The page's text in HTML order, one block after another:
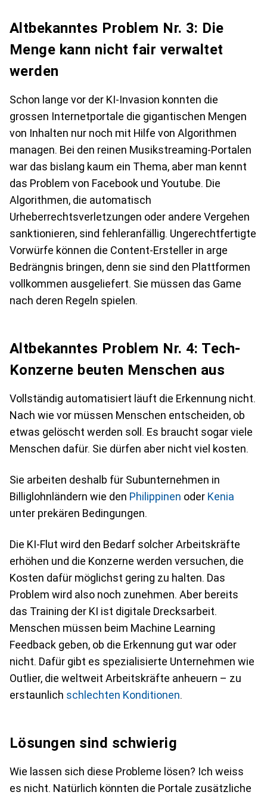
Altbekanntes Problem Nr. 3: Die
Menge kann nicht fair verwaltet
werden
Schon lange vor der KI-Invasion konnten die
grossen Internetportale die gigantischen Mengen
von Inhalten nur noch mit Hilfe von Algorithmen
managen. Bei den reinen Musikstreaming-Portalen
war das bislang kaum ein Thema, aber man kennt
das Problem von Facebook und Youtube. Die
Algorithmen, die automatisch
Urheberrechtsverletzungen oder andere Vergehen
sanktionieren, sind fehleranfällig. Ungerechtfertigte
Vorwürfe können die Content-Ersteller in arge
Bedrängnis bringen, denn sie sind den Plattformen
vollkommen ausgeliefert. Sie müssen das Game
nach deren Regeln spielen.
Altbekanntes Problem Nr. 4: Tech-
Konzerne beuten Menschen aus
Vollständig automatisiert läuft die Erkennung nicht.
Nach wie vor müssen Menschen entscheiden, ob
etwas gelöscht werden soll. Es braucht sogar viele
Menschen dafür. Sie dürfen aber nicht viel kosten.
Sie arbeiten deshalb für Subunternehmen in
Billiglohnländern wie den Philippinen oder Kenia
unter prekären Bedingungen.
Die KI-Flut wird den Bedarf solcher Arbeitskräfte
erhöhen und die Konzerne werden versuchen, die
Kosten dafür möglichst gering zu halten. Das
Problem wird also noch zunehmen. Aber bereits
das Training der KI ist digitale Drecksarbeit.
Menschen müssen beim Machine Learning
Feedback geben, ob die Erkennung gut war oder
nicht. Dafür gibt es spezialisierte Unternehmen wie
Outlier, die weltweit Arbeitskräfte anheuern – zu
erstaunlich schlechten Konditionen.
Lösungen sind schwierig
Wie lassen sich diese Probleme lösen? Ich weiss
es nicht. Natürlich könnten die Portale zusätzliche